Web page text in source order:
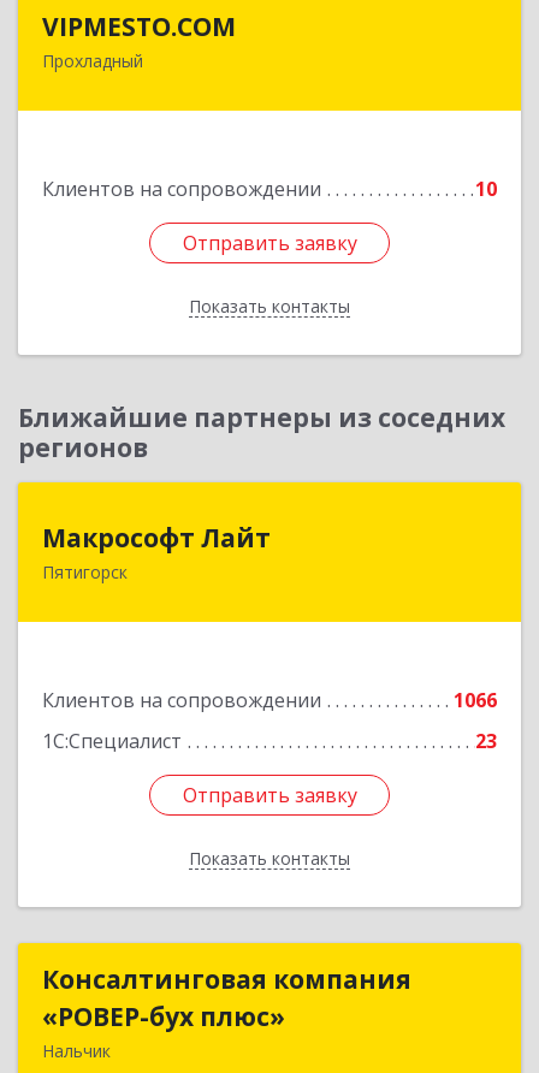
VIPMESTO.COM
Прохладный
Клиентов на сопровождении 10
Отправить заявку
Показать контакты
Отправить заявку
Назад
Ближайшие партнеры из соседних
регионов
Макрософт Лайт
Пятигорск
Клиентов на сопровождении
1066
1С:Специалист
23
Отправить заявку
Показать контакты
357501, Ставропольский край, Пятигорск г,
Отправить заявку
Назад
Консалтинговая компания
«РОВЕР-бух плюс»
Нальчик
Консалтинговая компания
«РОВЕР-бух плюс»